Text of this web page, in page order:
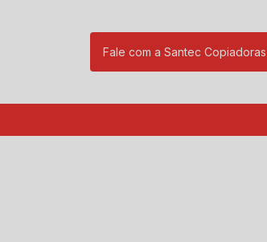
Fale com a Santec Copiadoras